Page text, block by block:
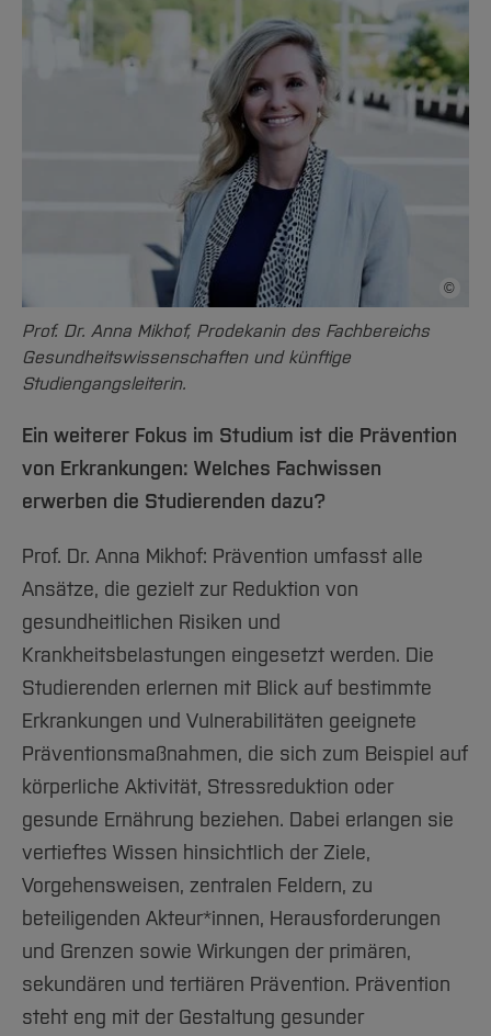
©
Prof. Dr. Anna Mikhof, Prodekanin des Fachbereichs
Gesundheitswissenschaften und künftige
Studiengangsleiterin.
Ein weiterer Fokus im Studium ist die Prävention
von Erkrankungen: Welches Fachwissen
erwerben die Studierenden dazu?
Prof. Dr. Anna Mikhof: Prävention umfasst alle
Ansätze, die gezielt zur Reduktion von
gesundheitlichen Risiken und
Krankheitsbelastungen eingesetzt werden. Die
Studierenden erlernen mit Blick auf bestimmte
Erkrankungen und Vulnerabilitäten geeignete
Präventionsmaßnahmen, die sich zum Beispiel auf
körperliche Aktivität, Stressreduktion oder
gesunde Ernährung beziehen. Dabei erlangen sie
vertieftes Wissen hinsichtlich der Ziele,
Vorgehensweisen, zentralen Feldern, zu
beteiligenden Akteur*innen, Herausforderungen
und Grenzen sowie Wirkungen der primären,
sekundären und tertiären Prävention. Prävention
steht eng mit der Gestaltung gesunder